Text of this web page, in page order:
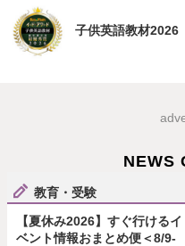
子供英語教材2026
NEWS
教育・受験
【夏休み2026】すぐ行けるイ
ベント情報おまとめ便＜8/9-